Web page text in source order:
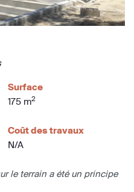
Surface
175 m2
Coût des travaux
N/A
le terrain a été un principe